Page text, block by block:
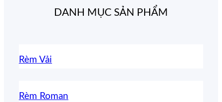
DANH MỤC SẢN PHẨM
Rèm Vải
Rèm Roman